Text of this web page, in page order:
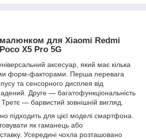
для Xiaomi Redmi
X5 Pro 5G
аксесуар, який має кілька
форм-факторами. Перша перевага
та сенсорного дисплея від
Друге — багатофункціональність
Третє — барвистий зовнішній вигляд.
підходить для цієї моделі смартфона.
як гаманець або
Усередині чохла розташовано